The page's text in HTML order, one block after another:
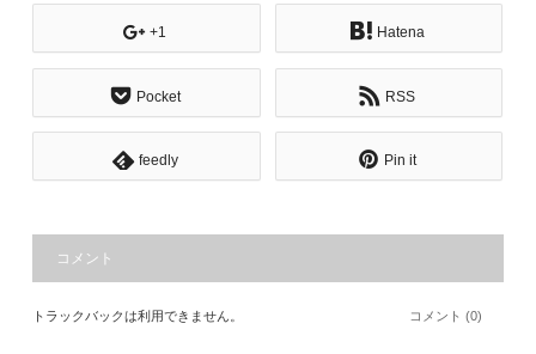
+1 Hatena
Pocket RSS
feedly Pin it
コメント
トラックバックは利用できません。 コメント (0)